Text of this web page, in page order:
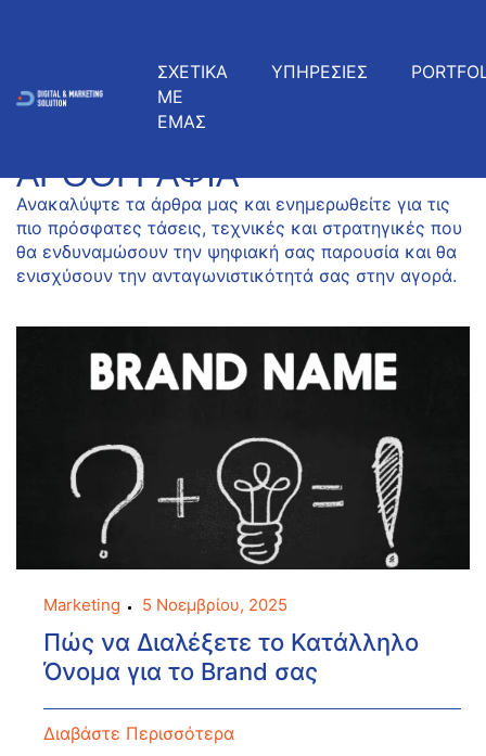
ΣΧΕΤΙΚΑ
ΜΕ
ΕΜΑΣ
ΥΠΗΡΕΣΙΕΣ
ΑΡΘΟΓΡΑΦΊΑ
Ανακαλύψτε τα άρθρα μας και ενημερωθείτε για τις
πιο πρόσφατες τάσεις, τεχνικές και στρατηγικές που
θα ενδυναμώσουν την ψηφιακή σας παρουσία και θα
ενισχύσουν την ανταγωνιστικότητά σας στην αγορά.
Marketing 5 Νοεμβρίου, 2025
Πώς να Διαλέξετε το Κατάλληλο
Όνομα για το Brand σας
Διαβάστε Περισσότερα